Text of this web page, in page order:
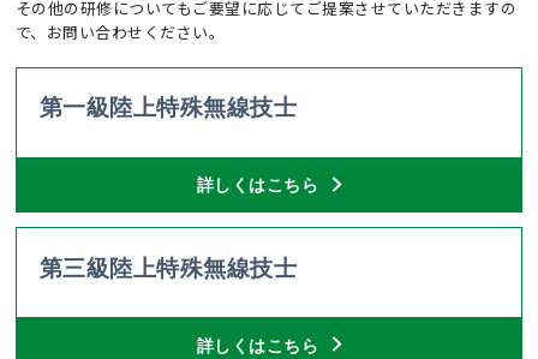
その他の研修についてもご要望に応じてご提案させていただきますの
で、お問い合わせください。
第一級陸上特殊無線技士
詳しくはこちら
第三級陸上特殊無線技士
詳しくはこちら